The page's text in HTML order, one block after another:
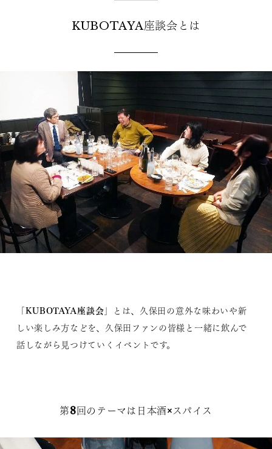
KUBOTAYA座談会とは
「KUBOTAYA座談会」とは、久保田の意外な味わいや新
しい楽しみ方などを、久保田ファンの皆様と一緒に飲んで
話しながら見つけていくイベントです。
第8回のテーマは日本酒×スパイス